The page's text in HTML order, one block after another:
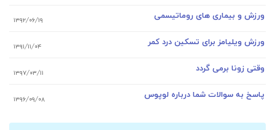
ورزش و بیماری های روماتیسمی ۱۳۹۲/۰۶/۱۹
ورزش ویلیامز برای تسکین درد کمر ۱۳۹۱/۱۱/۰۴
وقتی زونا برمی گردد ۱۳۹۷/۰۳/۱۱
پاسخ به سوالات شما درباره لوپوس ۱۳۹۶/۰۹/۰۸